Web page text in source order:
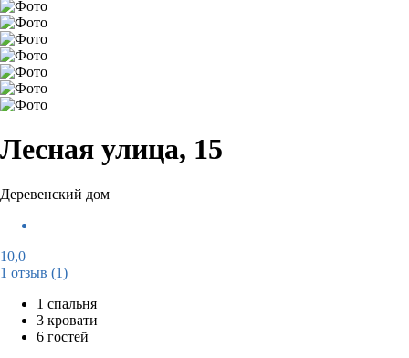
Лесная улица, 15
Деревенский дом
10,0
1 отзыв (1)
1 спальня
3 кровати
6 гостей